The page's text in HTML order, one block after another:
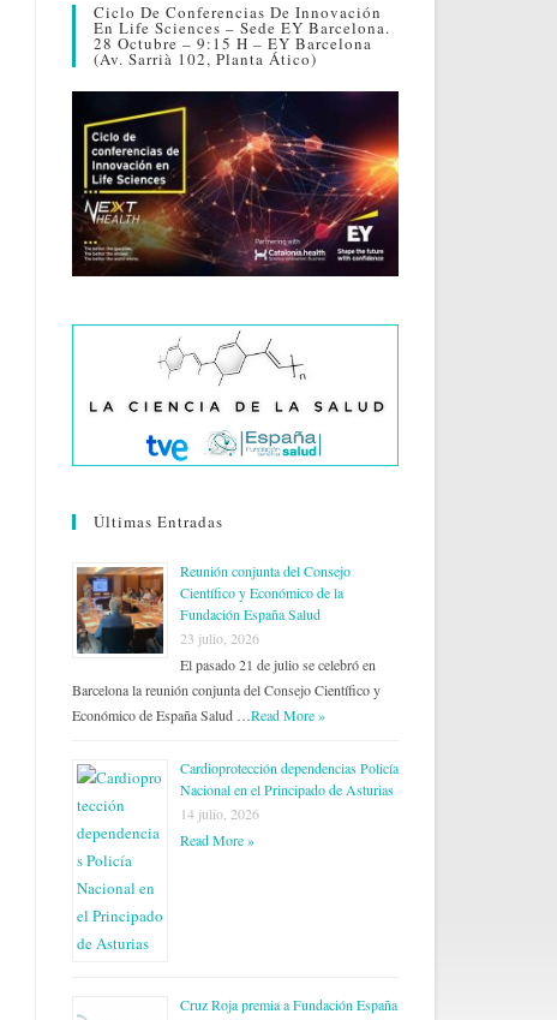
Ciclo De Conferencias De Innovación
En Life Sciences – Sede EY Barcelona.
28 Octubre – 9:15 H – EY Barcelona
(Av. Sarrià 102, Planta Ático)
Últimas Entradas
Reunión conjunta del Consejo
Científico y Económico de la
Fundación España Salud
23 julio, 2026
El pasado 21 de julio se celebró en
Barcelona la reunión conjunta del Consejo Científico y
Económico de España Salud …Read More »
Cardioprotección dependencias Policía
Nacional en el Principado de Asturias
14 julio, 2026
Read More »
Cruz Roja premia a Fundación España